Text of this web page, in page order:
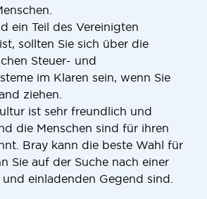
ein Teil des Vereinigten
sollten Sie sich über die
Steuer- und
im Klaren sein, wenn Sie
ziehen.
ist sehr freundlich und
die Menschen sind für ihren
Bray kann die beste Wahl für
Sie auf der Suche nach einer
einladenden Gegend sind.